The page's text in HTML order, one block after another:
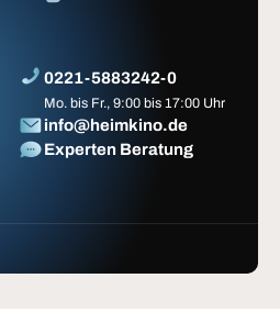
0221-5883242-0
Mo. bis Fr., 9:00 bis 17:00 Uhr
info@heimkino.de
Experten Beratung